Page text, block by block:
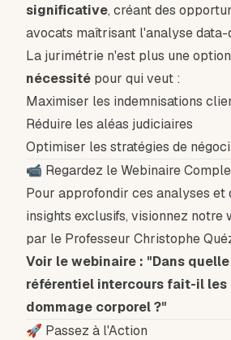
significative, créant des
avocats maîtrisant l'analyse data-
La jurimétrie n'est plus une
nécessité pour qui veut :
Maximiser les indemnisations
Réduire les aléas judiciaires
Optimiser les stratégies de
📹 Regardez le Webinaire
Pour approfondir ces analyses et
insights exclusifs, visionnez notre
par le Professeur Christophe
Voir le webinaire : "Dans
référentiel intercours fait-il les
dommage corporel ?"
🚀 Passez à l'Action